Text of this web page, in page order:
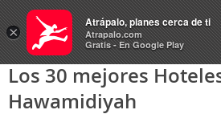
Hoteles
Los 30 mejores
Hawamidiyah
×
Atrápalo, planes cerca de ti
Atrapalo.com
Gratis - En Google Play